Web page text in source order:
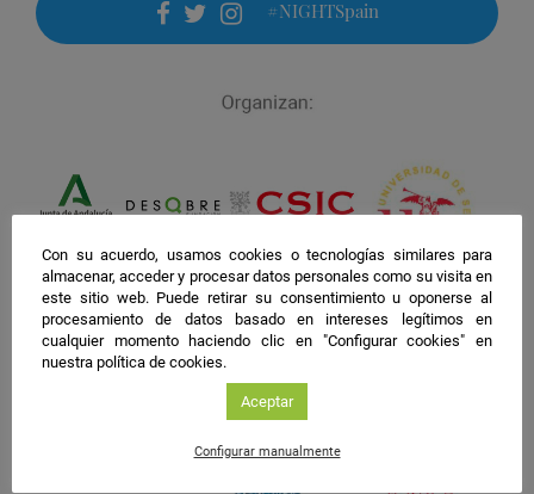
Calendar
facebook
twitter
instagram
#NIGHTSpain
Con su acuerdo, usamos cookies o tecnologías similares para
almacenar, acceder y procesar datos personales como su visita en
este sitio web. Puede retirar su consentimiento u oponerse al
procesamiento de datos basado en intereses legítimos en
cualquier momento haciendo clic en "Configurar cookies" en
nuestra política de cookies.
Aceptar
Configurar manualmente